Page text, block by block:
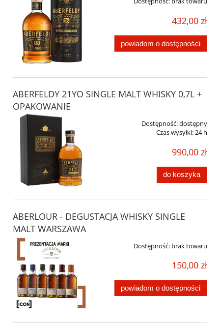
432,00 zł
powiadom o dostępności
ABERFELDY 21YO SINGLE MALT WHISKY 0,7L +
OPAKOWANIE
Dostępność:dostępny
Czas wysyłki:24 h
990,00 zł
do koszyka
ABERLOUR - DEGUSTACJA WHISKY SINGLE
MALT WARSZAWA
Dostępność: brak towaru
150,00 zł
powiadom o dostępności